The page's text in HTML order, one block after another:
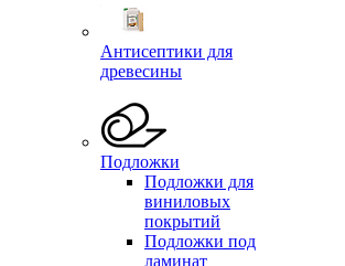
Антисептики для
древесины
Подложки
Подложки для
виниловых
покрытий
Подложки под
ламинат